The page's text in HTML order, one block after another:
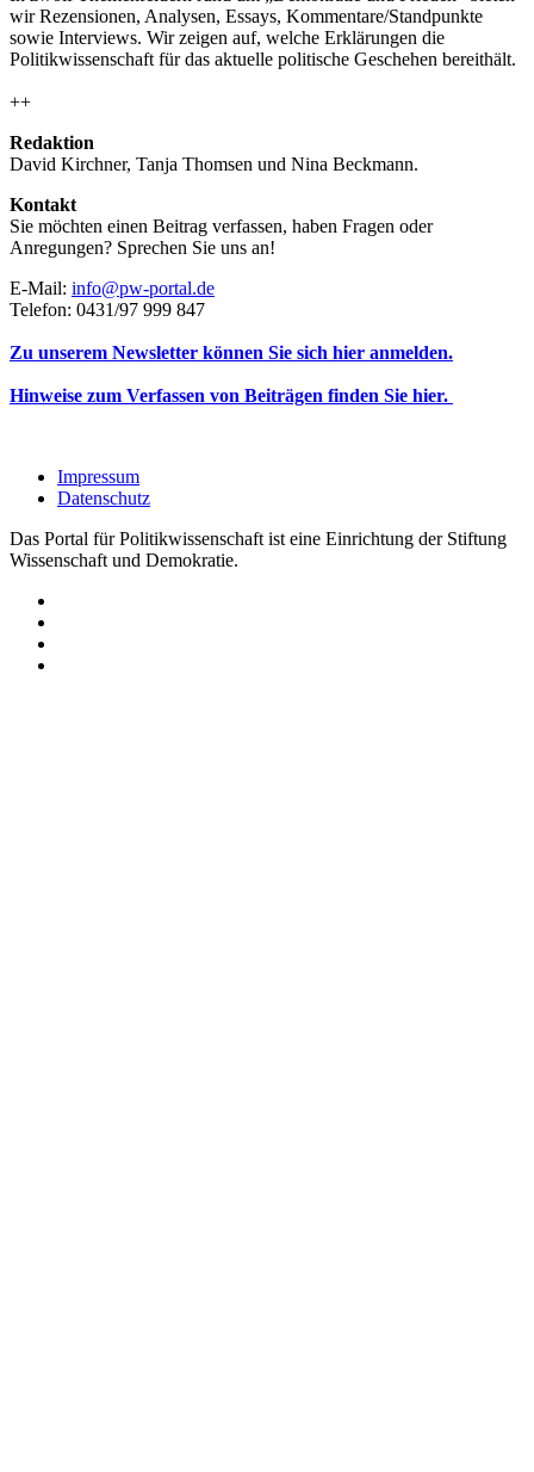
wir Rezensionen, Analysen, Essays, Kommentare/Standpunkte
sowie Interviews. Wir zeigen auf, welche Erklärungen die
Politikwissenschaft für das aktuelle politische Geschehen bereithält.
++
Redaktion
David Kirchner, Tanja Thomsen und Nina Beckmann.
Kontakt
Sie möchten einen Beitrag verfassen, haben Fragen oder
Anregungen? Sprechen Sie uns an!
E-Mail: info@pw-portal.de
Telefon: 0431/97 999 847
Zu unserem Newsletter können Sie sich hier anmelden.
Hinweise zum Verfassen von Beiträgen finden Sie hier.
Impressum
Datenschutz
Das Portal für Politikwissenschaft ist eine Einrichtung der Stiftung
Wissenschaft und Demokratie.